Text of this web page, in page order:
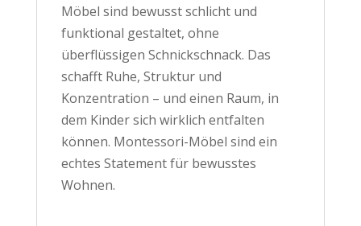
Möbel sind bewusst schlicht und
funktional gestaltet, ohne
überflüssigen Schnickschnack. Das
schafft Ruhe, Struktur und
Konzentration – und einen Raum, in
dem Kinder sich wirklich entfalten
können. Montessori-Möbel sind ein
echtes Statement für bewusstes
Wohnen.